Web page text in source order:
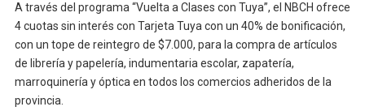
A través del programa “Vuelta a Clases con Tuya”, el NBCH ofrece
4 cuotas sin interés con Tarjeta Tuya con un 40% de bonificación,
con un tope de reintegro de $7.000, para la compra de artículos
de librería y papelería, indumentaria escolar, zapatería,
marroquinería y óptica en todos los comercios adheridos de la
provincia.